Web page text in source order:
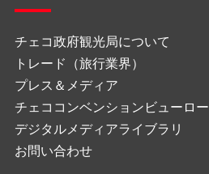
チェコ政府観光局について
トレード（旅行業界）
プレス＆メディア
チェココンベンションビューロー
デジタルメディアライブラリ
お問い合わせ